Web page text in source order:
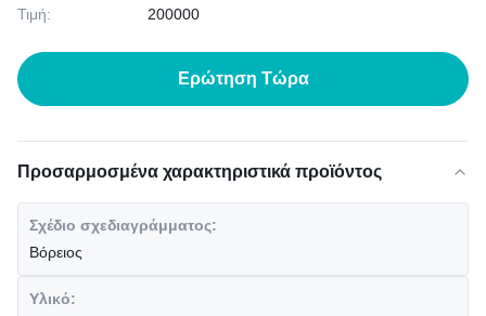
Τιμή: 200000
Ερώτηση Τώρα
Προσαρμοσμένα χαρακτηριστικά προϊόντος
Σχέδιο σχεδιαγράμματος:
Βόρειος
Υλικό: